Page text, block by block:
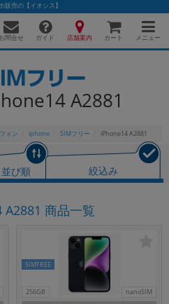
売の【イオシス】
お問合せ ガイド 店舗案内 カート メニュー
A2881
ォン iphone SIMフリー iPhone14 A2881
並び順 絞込み
商品一覧
256GB nanoSIM
SIMFREE
索に切り替える